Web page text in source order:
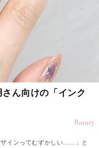
ん向けの「インク
Beauty
ザインってむずかしい……」と